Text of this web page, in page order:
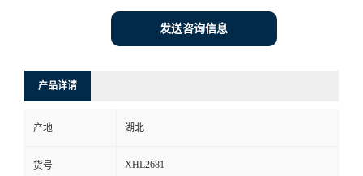
发送咨询信息
产品详请
产地 湖北
货号 XHL2681